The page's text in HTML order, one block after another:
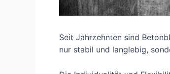
Seit Jahrzehnten sind
nur stabil und langlebig,